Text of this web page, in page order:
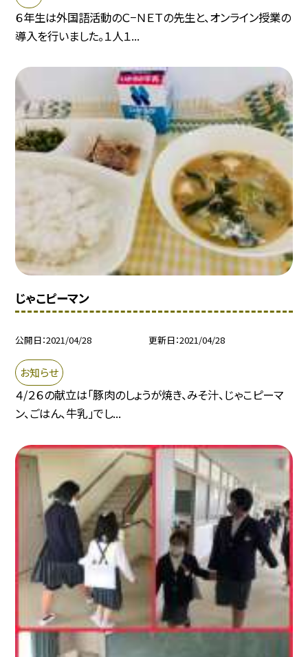
６年生は外国語活動のＣ−ＮＥＴの先生と、オンライン授業の
導入を行いました。１人１...
じゃこピーマン
公開日 2021/04/28 更新日 2021/04/28
お知らせ
４/２６の献立は「豚肉のしょうが焼き、みそ汁、じゃこピーマ
ン、ごはん、牛乳」でし...